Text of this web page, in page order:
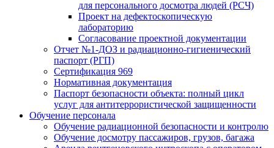
для персонального досмотра людей (РСЧ)
Проект на дефектоскопическую
лабораторию
Согласование проектной документации
Отчет №1-ДОЗ и радиационно-гигиенический
паспорт (РГП)
Сертификация 969
Нормативная документация
Паспорт безопасности объекта: полный цикл
услуг для антитеррористической защищенности
Обучение персонала
Обучение радиационной безопасности и контролю
Обучение досмотру пассажиров, грузов, багажа